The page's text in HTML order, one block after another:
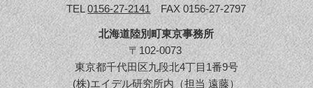
TEL0156-27-2141FAX 0156-27-2797
北海道陸別町東京事務所
〒102-0073
東京都千代田区九段北4丁目1番9号
(株)エイデル研究所内（担当 遠藤）